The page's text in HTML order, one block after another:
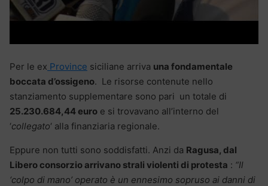
Per le ex Province siciliane arriva una fondamentale
boccata d’ossigeno. Le risorse contenute nello
stanziamento supplementare sono pari un totale di
25.230.684,44 euro e si trovavano all’interno del
‘collegato‘ alla finanziaria regionale.
Eppure non tutti sono soddisfatti. Anzi da Ragusa, dal
Libero consorzio arrivano strali violenti di protesta : “Il
‘colpo di mano’ operato è un ennesimo sopruso ai danni di